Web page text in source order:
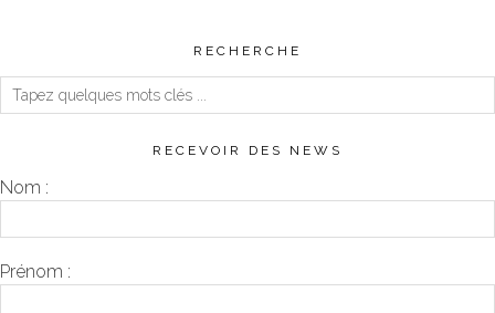
RECHERCHE
RECEVOIR DES NEWS
Nom :
Prénom :